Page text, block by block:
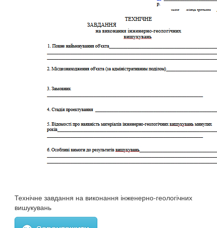
Технічне завдання на виконання інженерно-геологічних
вишукувань